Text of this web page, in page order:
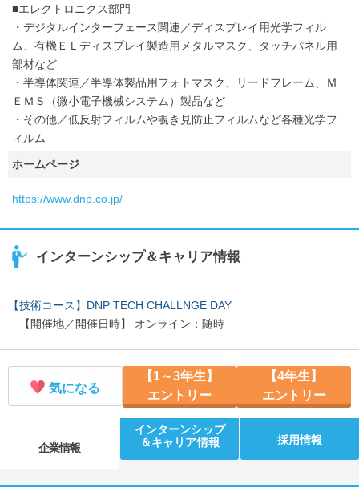
■エレクトロニクス部門
・デジタルインターフェース関連／ディスプレイ用光学フィル
ム、有機ＥＬディスプレイ製造用メタルマスク、タッチパネル用
部材など
・半導体関連／半導体製品用フォトマスク、リードフレーム、Ｍ
ＥＭＳ（微小電子機械システム）製品など
・その他／低反射フィルムや覗き見防止フィルムなど各種光学フ
ィルム
ホームページ
https://www.dnp.co.jp/
インターンシップ＆キャリア情報
【技術コース】DNP TECH CHALLNGE DAY
【開催地／開催日時】 オンライン：随時
気になる
【1～3年生】
エントリー
【4年生】
エントリー
企業情報
インターンシップ
＆キャリア情報
採用情報